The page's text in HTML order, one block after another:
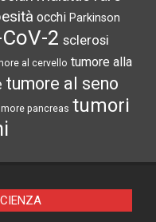
occhi Parkinson
2
sclerosi
al cervello
tumore alla
tumore al seno
tumori